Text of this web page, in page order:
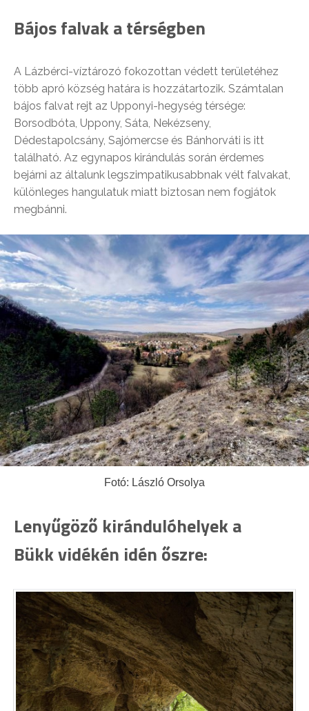
Bájos falvak a térségben
A Lázbérci-víztározó fokozottan védett területéhez
több apró község határa is hozzátartozik. Számtalan
bájos falvat rejt az Upponyi-hegység térsége:
Borsodbóta, Uppony, Sáta, Nekézseny,
Dédestapolcsány, Sajómercse és Bánhorváti is itt
található. Az egynapos kirándulás során érdemes
bejárni az általunk legszimpatikusabbnak vélt falvakat,
különleges hangulatuk miatt biztosan nem fogjátok
megbánni.
Fotó: László Orsolya
Lenyűgöző kirándulóhelyek a
Bükk vidékén idén őszre: